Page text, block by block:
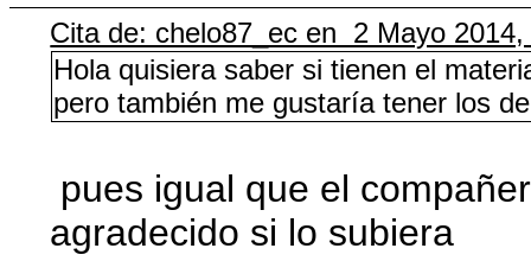
Cita de: chelo87_ec en 2 Mayo
Hola quisiera saber si tienen el
pero también me gustaría tener los
pues igual que el
agradecido si lo subiera